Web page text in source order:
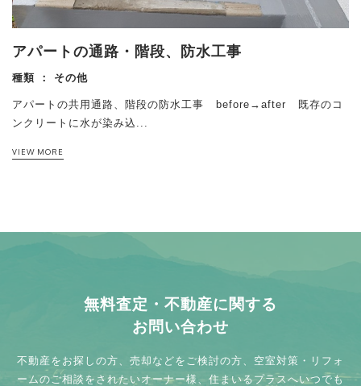
アパートの通路・階段、防水工事
種類 ： その他
アパートの共用通路、階段の防水工事 before→after 既存のコ
ンクリートに水が染み込...
VIEW MORE
無料査定・不動産に関する
お問い合わせ
不動産をお探しの方、売却などをご検討の方、 空室対策・リフォ
ームのご相談をされたいオーナー様、 住まいるプラスへいつでも